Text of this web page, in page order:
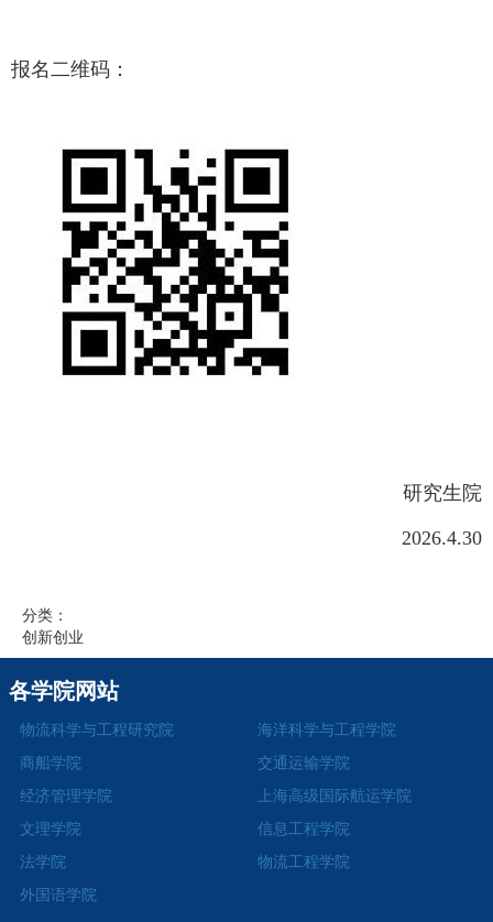
报名二维码：
研究生院
2026.4.30
分类：
创新创业
各学院网站
物流科学与工程研究院
海洋科学与工程学院
商船学院
交通运输学院
经济管理学院
上海高级国际航运学院
文理学院
信息工程学院
法学院
物流工程学院
外国语学院